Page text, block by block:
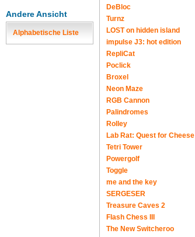
Andere Ansicht
Alphabetische Liste
DeBloc
Turnz
LOST on hidden island
impulse J3: hot edition
RepliCat
Poclick
Broxel
Neon Maze
RGB Cannon
Palindromes
Rolley
Lab Rat: Quest for Cheese
Tetri Tower
Powergolf
Toggle
me and the key
SERGESER
Treasure Caves 2
Flash Chess III
The New Switcheroo